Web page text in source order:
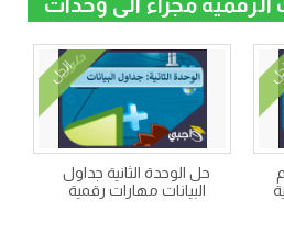
الحل
حل الوحدة الثانية جداول
البيانات مهارات رقمية